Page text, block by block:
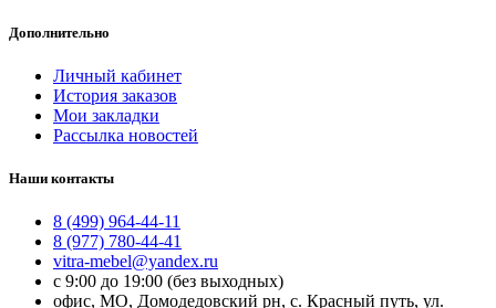
Дополнительно
Личный кабинет
История заказов
Мои закладки
Рассылка новостей
Наши контакты
8 (499) 964-44-11
8 (977) 780-44-41
vitra-mebel@yandex.ru
с 9:00 до 19:00 (без выходных)
офис, МО, Домодедовский рн, с. Красный путь, ул.